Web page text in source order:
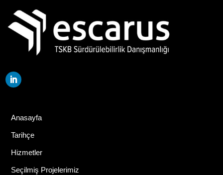
Anasayfa
Tarihçe
Hizmetler
Seçilmiş Projelerimiz